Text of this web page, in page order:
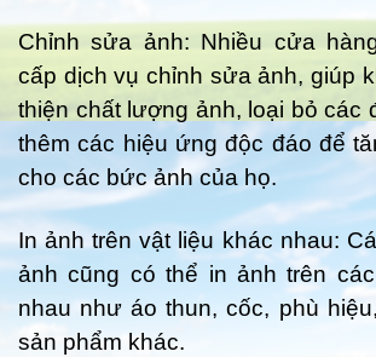
Chỉnh sửa ảnh: Nhiều cửa
cấp dịch vụ chỉnh sửa ảnh, giúp
thiện chất lượng ảnh, loại bỏ các
thêm các hiệu ứng độc đáo để
cho các bức ảnh của họ.
In ảnh trên vật liệu khác nhau:
ảnh cũng có thể in ảnh trên
nhau như áo thun, cốc, phù
sản phẩm khác.